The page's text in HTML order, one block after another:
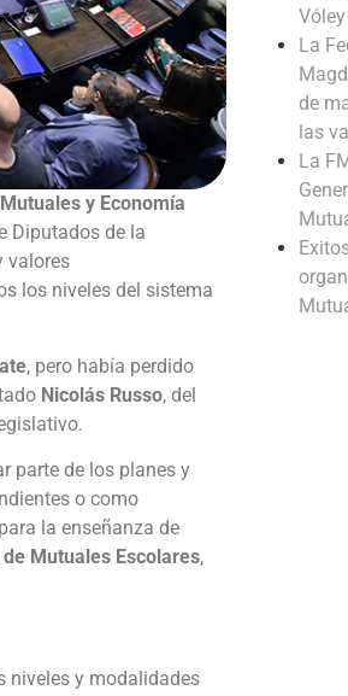
y Economía
Diputados de la
valores
los niveles del sistema
, pero había perdido
Nicolás Russo, del
parte de los planes y
o como
la enseñanza de
Mutuales Escolares,
niveles y modalidades
Vóley
La
de
las
La